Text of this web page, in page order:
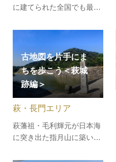
に建てられた全国でも最古
として、国指定重要文化財
宅」。そんな貴重な文化財
で、普段は入ることのでき
ない「夜」の特別な体験を
提供。■菊屋ナイトミュー
家紋入りの…
古地図を片手にま
ちを歩こう＜萩城
跡編＞
萩藩祖・毛利輝元が日本海
に突き出た指月山に築いた
萩・長門エリア